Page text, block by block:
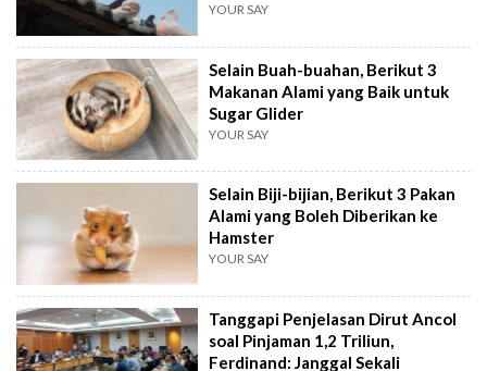
YOUR SAY
Selain Buah-buahan, Berikut 3
Makanan Alami yang Baik untuk
Sugar Glider
YOUR SAY
Selain Biji-bijian, Berikut 3 Pakan
Alami yang Boleh Diberikan ke
Hamster
YOUR SAY
Tanggapi Penjelasan Dirut Ancol
soal Pinjaman 1,2 Triliun,
Ferdinand: Janggal Sekali